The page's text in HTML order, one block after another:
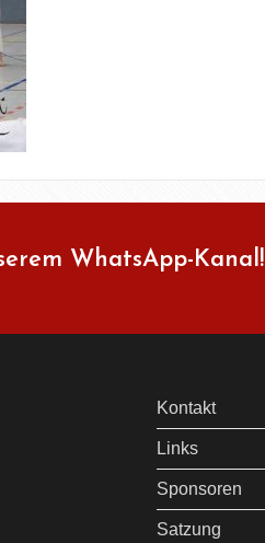
WhatsApp-Kanal!
Kontakt
Links
Sponsoren
Satzung